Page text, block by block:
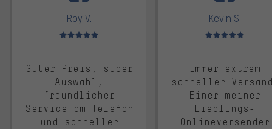
Roy V.
Bewertungen: 5 von 5
Guter Preis, super
Auswahl,
freundlicher
Service am Telefon
und schneller
Kevin S.
Bewertungen: 5 von 5
Immer extrem
schneller
Einer meiner
Lieblings-
Onlineversender